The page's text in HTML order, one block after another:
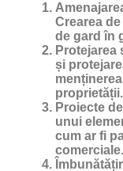
Crearea
de gard în
Protejarea
și
proprietății.
Proiecte
unui
cum ar fi
comerciale.